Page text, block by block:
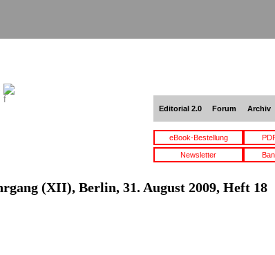
Editorial 2.0 Forum Archiv
eBook-Bestellung
Newsletter
(XII), Berlin, 31. August 2009, Heft 18